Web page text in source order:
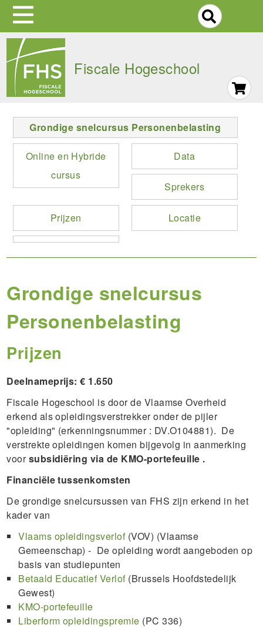
Skip
main
navigation
Fiscale Hogeschool
Grondige snelcursus Personenbelasting
Online en Hybride
cursus
Data
Sprekers
Prijzen Locatie
Grondige snelcursus
Personenbelasting
Prijzen
Deelnameprijs: € 1.650
Fiscale Hogeschool is door de Vlaamse Overheid
erkend als opleidingsverstrekker onder de pijler
"opleiding" (erkenningsnummer : DV.O104881). De
verstrekte opleidingen komen bijgevolg in aanmerking
voorsubsidiëring via de KMO-portefeuille .
Financiële tussenkomsten
De grondige snelcursussen van FHS zijn erkend in het
kader van
Vlaams opleidingsverlof(VOV) (Vlaamse
Gemeenschap) - De opleiding wordt aangeboden op
basis van studiepunten
Betaald Educatief Verlof(Brussels Hoofdstedelijk
Gewest)
KMO-portefeuille
Liberform opleidingspremie (PC 336)